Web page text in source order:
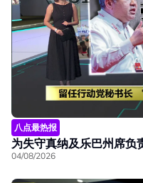
八点最热报
为失守真纳及乐巴州席负
04/08/2026